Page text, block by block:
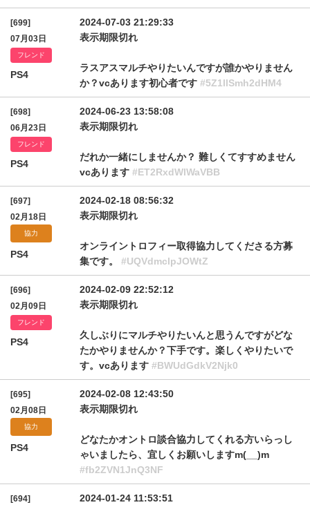
[699]
07月03日
フレンド
PS4
2024-07-03 21:29:33
表示期限切れ
ラスアスマルチやりたいんですが誰かやりません
か？vcあります初心者です #5Z1llSmh2dHM4
[698]
06月23日
フレンド
PS4
2024-06-23 13:58:08
表示期限切れ
だれか一緒にしませんか？ 難しくてすすめません
vcあります #ET2RxdWlWaVBB
[697]
02月18日
協力
PS4
2024-02-18 08:56:32
表示期限切れ
オンライントロフィー取得協力してくださる方募
集です。 #UQVdmclpJOWtZ
[696]
02月09日
フレンド
PS4
2024-02-09 22:52:12
表示期限切れ
久しぶりにマルチやりたいんと思うんですがどな
たかやりませんか？下手です。楽しくやりたいで
す。vcあります #BWUdGdkV2Njk0
[695]
02月08日
協力
PS4
2024-02-08 12:43:50
表示期限切れ
どなたかオントロ談合協力してくれる方いらっし
ゃいましたら、宜しくお願いしますm(__)m
#fb2ZVN1JnQ3NF
[694]
2024-01-24 11:53:51